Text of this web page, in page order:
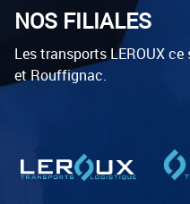
NOS FILIALES
Les transports LEROUX
et Rouffignac.